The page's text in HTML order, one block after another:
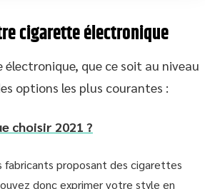
cigarette électronique
que ce soit au niveau
options les plus courantes :
choisir 2021 ?
fabricants proposant des cigarettes
donc exprimer votre style en